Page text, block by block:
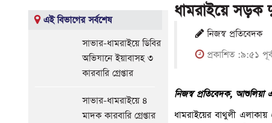
ধামরাই‌য়ে সড়ক
নিজস্ব প্রতিবেদক
প্রকাশিত :৯:৫১
নিজস্ব প্র‌তি‌বেদক, আশুলিয়া
ধামরাইয়ের বাথুলী এলাকায়
এই বিভাগের সর্বশেষ
সাভার-ধামরাইয়ে ডিবির
অভিযানে ইয়াবাসহ ৩
কারবারি গ্রেপ্তার
সাভার-ধামরাইয়ে ৪
মাদক কারবারি গ্রেপ্তার